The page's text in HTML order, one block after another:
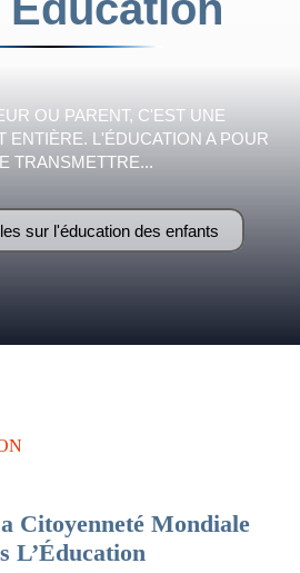
Fraternelle
–
AFF
OU PARENT, C'EST UNE
ENTIÈRE. L'ÉDUCATION A POUR
TRANSMETTRE...
sur l'éducation des enfants
Citoyenneté Mondiale
L’Éducation